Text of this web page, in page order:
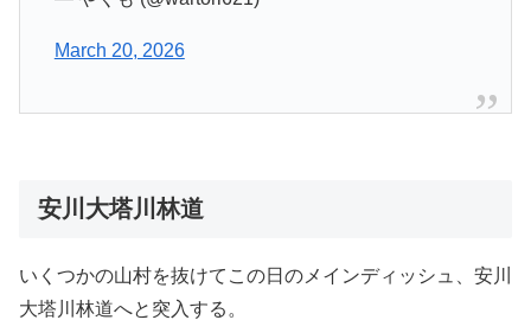
March 20, 2026
安川大塔川林道
いくつかの山村を抜けてこの日のメインディッシュ、安川
大塔川林道へと突入する。